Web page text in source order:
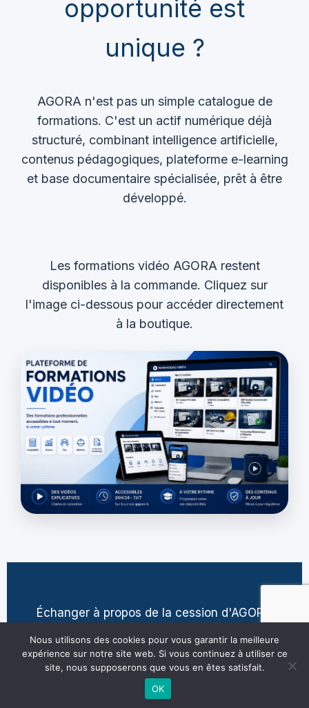
opportunité est
unique ?
AGORA n'est pas un simple catalogue de
formations. C'est un actif numérique déjà
structuré, combinant intelligence artificielle,
contenus pédagogiques, plateforme e-learning
et base documentaire spécialisée, prêt à être
développé.
Les formations vidéo AGORA restent
disponibles à la commande. Cliquez sur
l'image ci-dessous pour accéder directement
à la boutique.
Échanger à propos de la cession d'AGORA
contact@jean-pierre-villatte.fr
Nous utilisons des cookies pour vous garantir la meilleure
expérience sur notre site web. Si vous continuez à utiliser ce
site, nous supposerons que vous en êtes satisfait.
OK